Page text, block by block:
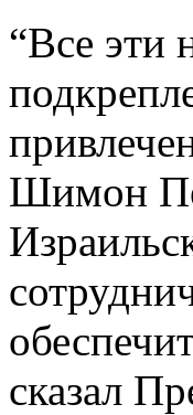
“Все эти
Шимон
сказал